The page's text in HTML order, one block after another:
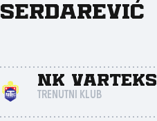
Serdarević
NK Varteks
TRENUTNI KLUB